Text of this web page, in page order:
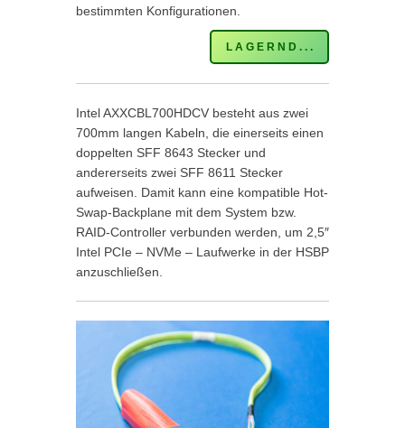
bestimmten Konfigurationen.
L A G E R N D . . .
Intel AXXCBL700HDCV besteht aus zwei
700mm langen Kabeln, die einerseits einen
doppelten SFF 8643 Stecker und
andererseits zwei SFF 8611 Stecker
aufweisen. Damit kann eine kompatible Hot-
Swap-Backplane mit dem System bzw.
RAID-Controller verbunden werden, um 2,5″
Intel PCIe – NVMe – Laufwerke in der HSBP
anzuschließen.